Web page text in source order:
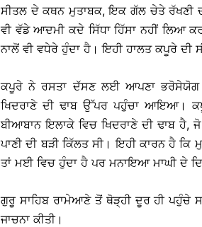
ਸੀਤਲ ਦੇ ਕਥਨ ਮੁਤਾਬਕ, ਇਕ ਗੱਲ ਚੇਤੇ ਰੱਖਣੀ
ਵੀ ਵੱਡੇ ਆਦਮੀ ਕਦੇ ਸਿੱਧਾ ਹਿੱਸਾ ਨਹੀਂ ਲਿਆ
ਨਾਲੋਂ ਵੀ ਵਧੇਰੇ ਹੁੰਦਾ ਹੈ। ਇਹੀ ਹਾਲਤ ਕਪੂਰੇ ਦੀ
ਕਪੂਰੇ ਨੇ ਰਸਤਾ ਦੱਸਣ ਲਈ ਆਪਣਾ ਭਰੋਸੇਯੋਗ
ਖਿਦਰਾਣੇ ਦੀ ਢਾਬ ਉੱਪਰ ਪਹੁੰਚਾ ਆਇਆ।
ਬੀਆਬਾਨ ਇਲਾਕੇ ਵਿਚ ਖਿਦਰਾਣੇ ਦੀ ਢਾਬ ਹੈ,
ਪਾਣੀ ਦੀ ਬੜੀ ਕਿੱਲਤ ਸੀ। ਇਹੀ ਕਾਰਨ ਹੈ
ਤਾਂ ਮਈ ਵਿਚ ਹੁੰਦਾ ਹੈ ਪਰ ਮਨਾਇਆ ਮਾਘੀ ਦੇ
ਗੁਰੂ ਸਾਹਿਬ ਰਾਮੇਆਣੇ ਤੋਂ ਥੋੜ੍ਹੀ ਦੂਰ ਹੀ ਪਹੁੰਚੇ
ਜਾਚਨਾ ਕੀਤੀ।